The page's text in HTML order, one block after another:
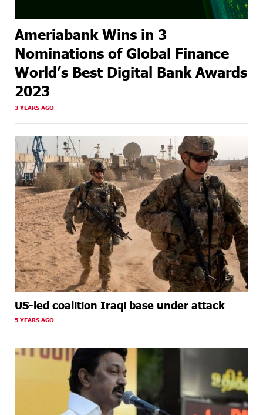
Ameriabank Wins in 3
Nominations of Global Finance
World’s Best Digital Bank Awards
2023
3 YEARS AGO
US-led coalition Iraqi base under attack
5 YEARS AGO